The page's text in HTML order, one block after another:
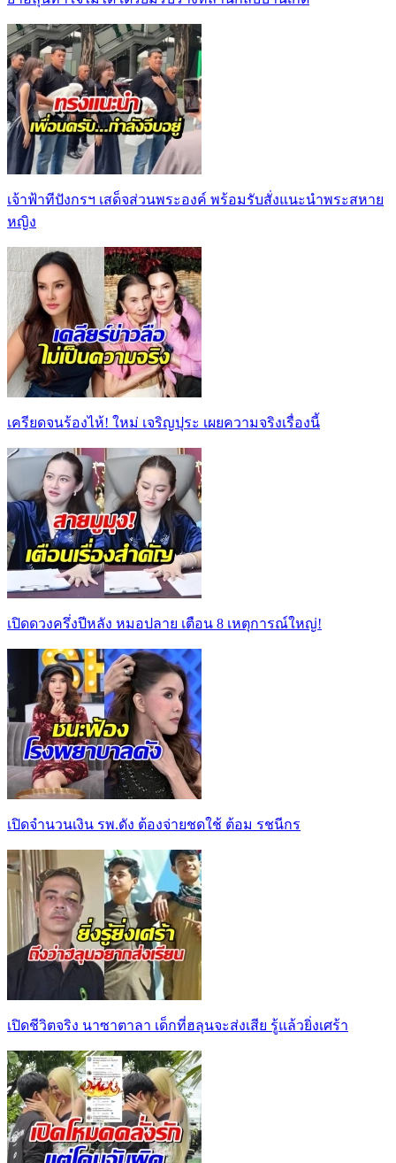
เจ้าฟ้าทีปังกรฯ เสด็จส่วนพระองค์ พร้อมรับสั่งแนะนำพระสหาย
หญิง
เครียดจนร้องไห้! ใหม่ เจริญปุระ เผยความจริงเรื่องนี้
เปิดดวงครึ่งปีหลัง หมอปลาย เตือน 8 เหตุการณ์ใหญ่!
เปิดจำนวนเงิน รพ.ดัง ต้องจ่ายชดใช้ ต้อม รชนีกร
เปิดชีวิตจริง นาซาตาลา เด็กที่ฮลุนจะส่งเสีย รู้แล้วยิ่งเศร้า